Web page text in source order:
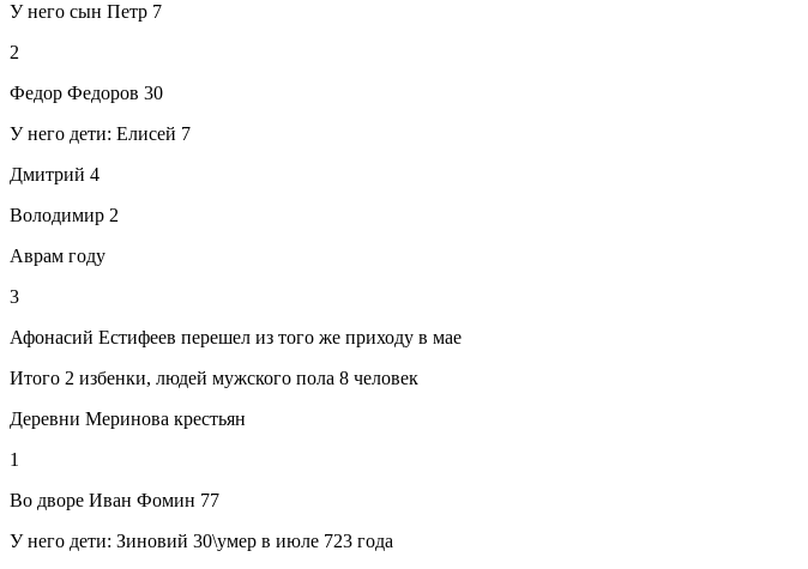
У него сын Петр 7
2
Федор Федоров 30
У него дети: Елисей 7
Дмитрий 4
Володимир 2
Аврам году
3
Афонасий Естифеев перешел из того же приходу в мае
Итого 2 избенки, людей мужского пола 8 человек
Деревни Меринова крестьян
1
Во дворе Иван Фомин 77
У него дети: Зиновий 30\умер в июле 723 года